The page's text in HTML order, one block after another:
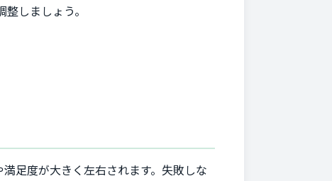
しましょう。
足度が大きく左右されます。失敗しな